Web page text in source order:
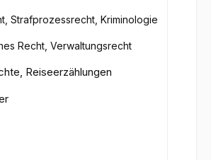
Strafprozessrecht, Kriminologie
Recht, Verwaltungsrecht
Reiseerzählungen